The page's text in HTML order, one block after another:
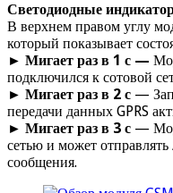
Светодиодные
В верхнем правом углу
который показывает
► Мигает раз в 1 с —
подключился к сотовой
► Мигает раз в 2 с —
передачи данных GPRS
► Мигает раз в 3 с —
сетью и может
сообщения.